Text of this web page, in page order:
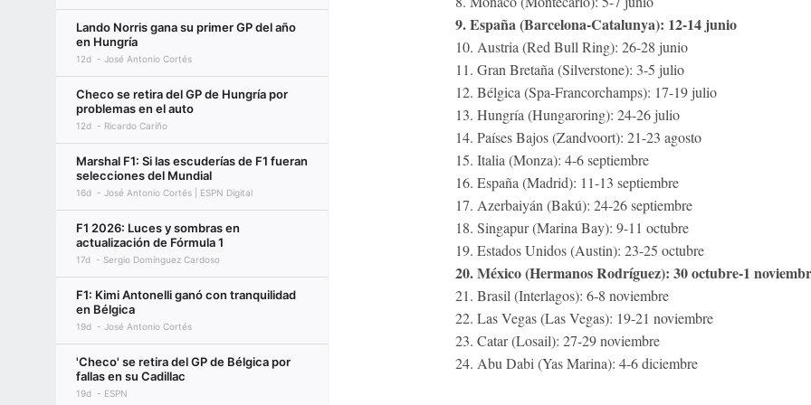
Lando Norris gana su primer GP del año
en Hungría
12d José Antonio Cortés
Checo se retira del GP de Hungría por
problemas en el auto
12d Ricardo Cariño
Marshal F1: Si las escuderías de F1 fueran
selecciones del Mundial
16d José Antonio Cortés | ESPN Digital
F1 2026: Luces y sombras en
actualización de Fórmula 1
17d Sergio Domínguez Cardoso
F1: Kimi Antonelli ganó con tranquilidad
en Bélgica
19d José Antonio Cortés
'Checo' se retira del GP de Bélgica por
fallas en su Cadillac
19d ESPN
9. España (Barcelona-Catalunya): 12-14 junio
10. Austria (Red Bull Ring): 26-28 junio
11. Gran Bretaña (Silverstone): 3-5 julio
12. Bélgica (Spa-Francorchamps): 17-19 julio
13. Hungría (Hungaroring): 24-26 julio
14. Países Bajos (Zandvoort): 21-23 agosto
15. Italia (Monza): 4-6 septiembre
16. España (Madrid): 11-13 septiembre
17. Azerbaiyán (Bakú): 24-26 septiembre
18. Singapur (Marina Bay): 9-11 octubre
19. Estados Unidos (Austin): 23-25 octubre
20. México (Hermanos Rodríguez): 30 octubre-1
21. Brasil (Interlagos): 6-8 noviembre
22. Las Vegas (Las Vegas): 19-21 noviembre
23. Catar (Losail): 27-29 noviembre
24. Abu Dabi (Yas Marina): 4-6 diciembre